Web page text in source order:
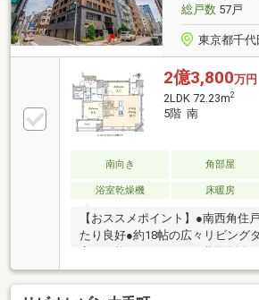
総戸数57戸
東京都千代
2億3,800万円
2LDK 72.23m2
5階 南
南向き 角部屋
浴室乾燥機
床暖房
【おススメポイント】●南西角住
たり良好●約18帖の広々リビング
変更可能（※リフォーム費用別途
（※細則有）【充実の設備・仕様
水処理システム■ビルトイン浄水